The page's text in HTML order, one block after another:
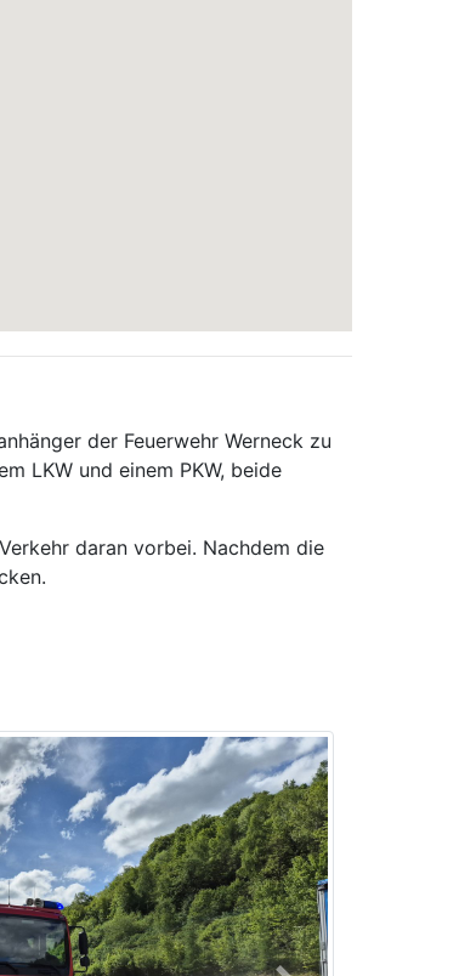
der Feuerwehr Werneck zu
LKW und einem PKW, beide
daran vorbei. Nachdem die